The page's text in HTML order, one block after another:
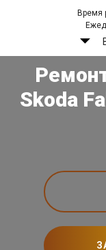
Время
Skoda